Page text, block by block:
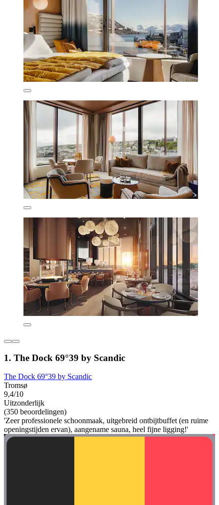
1. The Dock 69°39 by Scandic
The Dock 69°39 by Scandic
Tromsø
9,4/10
Uitzonderlijk
(350 beoordelingen)
'Zeer professionele schoonmaak, uitgebreid ontbijtbuffet (en ruime
openingstijden ervan), aangename sauna, heel fijne ligging!'